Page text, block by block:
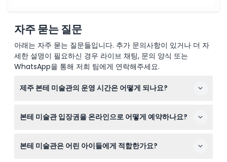
자주 묻는 질문
아래는 자주 묻는 질문들입니다. 추가 문의사항이 있거나 더 자
세한 설명이 필요하신 경우 라이브 채팅, 문의 양식 또는
WhatsApp을 통해 저희 팀에게 연락해주세요.
제주 본테 미술관의 운영 시간은 어떻게 되나요?
마지막 입장은 오후 5시입니다(변동 가능하니 예약 시 확
본테 미술관 입장권을 온라인으로 어떻게 예약하나요?
선택하여 본테 미술관 입장권을 쉽게 온라인으로 예약할 수
본테 미술관은 어린 아이들에게 적합한가요?